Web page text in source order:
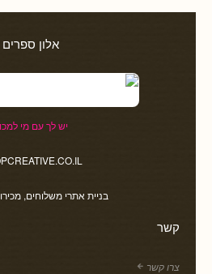
אלון ספרים
יש לך עם מי
בניית אתרי משלוחים,
קשר
צרו קשר